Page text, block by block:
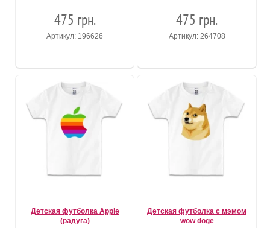
475 грн.
Артикул: 196626
475 грн.
Артикул: 264708
Детская футболка Apple
(радуга)
Детская футболка с мэмом
wow doge